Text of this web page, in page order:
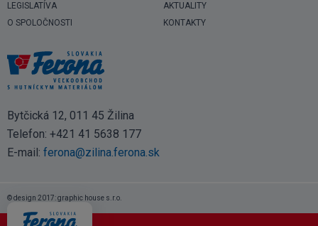
LEGISLATÍVA
O SPOLOČNOSTI
AKTUALITY
KONTAKTY
Bytčická 12, 011 45 Žilina
Telefon: +421 41 5638 177
E-mail: ferona@zilina.ferona.sk
© design 2017: graphic house s.r.o.